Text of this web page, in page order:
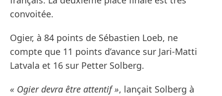
convoitée.
Ogier, à 84 points de Sébastien Loeb, ne
compte que 11 points d’avance sur Jari-Matti
Latvala et 16 sur Petter Solberg.
« Ogier devra être attentif », lançait Solberg à